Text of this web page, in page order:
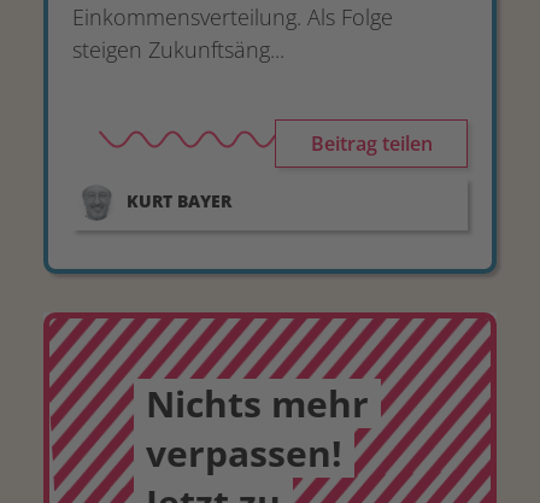
Einkommensverteilung. Als Folge
steigen Zukunftsäng...
Beitrag teilen
KURT BAYER
Nichts mehr
verpassen!